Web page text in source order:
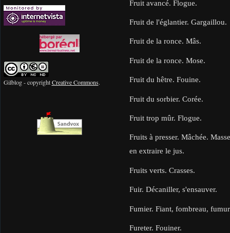
Gilblog - copyrightCreative Commons.
Fruit avancé. Flogue.
Fruit de l'églantier.
Fruit de la ronce. Mâs.
Fruit de la ronce. Mose.
Fruit du hêtre. Fouine.
Fruit du sorbier. Corée.
Fruit trop mûr. Flogue.
Fruits à presser. Mâchée.
en extraire le jus.
Fruits verts. Crasses.
Fuir. Décaniller, s'ensauver.
Fumier. Fiant, fombreau,
Fureter. Fouiner.